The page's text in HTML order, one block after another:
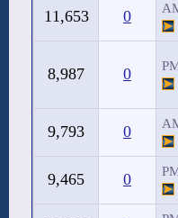
0
11,653
0
8,987
0
9,793
0
9,465